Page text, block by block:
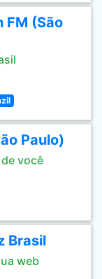
FM (São
Paulo)
você
Brasil
web